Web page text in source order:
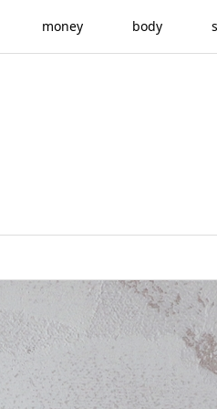
money body